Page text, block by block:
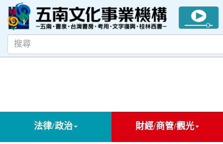
法律/政治 財經/商管/觀光